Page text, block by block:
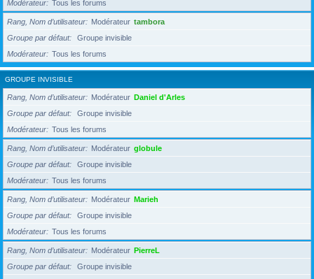
Modérateur
Tous les forums
Rang, Nom d’utilisateur Modérateur tambora
Groupe par défaut
Groupe invisible
Modérateur
Tous les forums
GROUPE INVISIBLE
Rang, Nom d’utilisateur Modérateur Daniel d'Arles
Groupe par défaut
Groupe invisible
Modérateur
Tous les forums
Rang, Nom d’utilisateur Modérateur globule
Groupe par défaut
Groupe invisible
Modérateur
Tous les forums
Rang, Nom d’utilisateur Modérateur Marieh
Groupe par défaut
Groupe invisible
Modérateur
Tous les forums
Rang, Nom d’utilisateur Modérateur PierreL
Groupe par défaut
Groupe invisible